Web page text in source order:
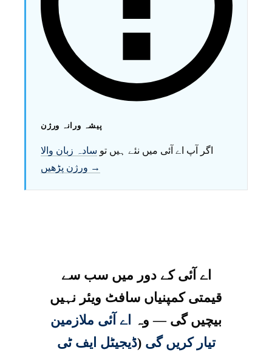
پیشہ ورانہ ورژن
اگر آپ اے آئی میں نئے ہیں تو سادہ زبان والا
ورژن پڑھیں →
اے آئی کے دور میں سب سے
قیمتی کمپنیاں سافٹ ویئر نہیں
بیچیں گی — وہ
اے آئی ملازمین
تیار کریں گی (ڈیجیٹل ایف ٹی